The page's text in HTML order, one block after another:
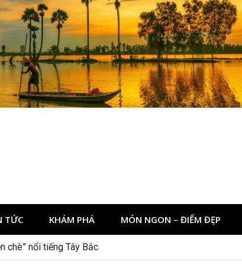
TỨC KHÁM PHÁ MÓN NGON – ĐIỂM ĐẸP
2/9 ở Đà Lạt nên ghé